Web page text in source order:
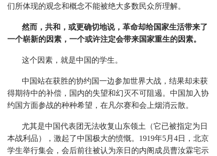
们所体现的观念和概念不能被绝大多数民众所理解。
然而，共和，或更确切地说，革命却给国家生活带来了
一个崭新的因素，一个或许注定会带来国家重生的因素。
这个因素，就是中国的学生。
中国站在获胜的协约国一边参加世界大战，结果却未获
得期待中的补偿，国内的失望和幻灭不可阻遏。中国加入协
约国方面参战的种种希望，在凡尔赛和会上烟消云散。
尤其是中国代表团无法收复山东领土（它已被指定为日
本战利品），激起了中国极大的愤慨。1919年5月4日，北京
学生举行集会，会后前往被认为亲日的内阁成员曹汝霖宅示